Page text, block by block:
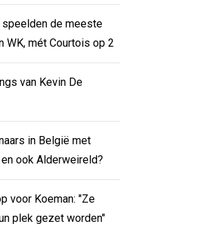
speelden de meeste
WK, mét Courtois op 2
van Kevin De
in België met
ook Alderweireld?
voor Koeman: "Ze
plek gezet worden"